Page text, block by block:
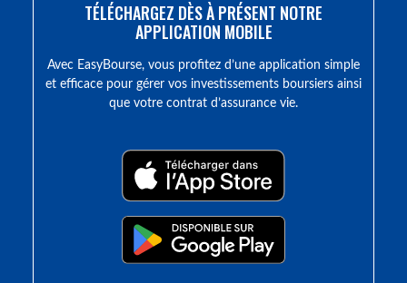
TÉLÉCHARGEZ DÈS À PRÉSENT NOTRE
APPLICATION MOBILE
Avec EasyBourse, vous profitez d’une application simple
et efficace pour gérer vos investissements boursiers ainsi
que votre contrat d’assurance vie.